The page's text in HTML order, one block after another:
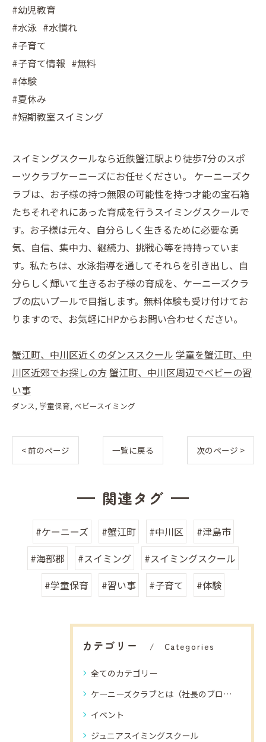
#幼児教育
#水泳 #水慣れ
#子育て
#子育て情報 #無料
#体験
#夏休み
#短期教室スイミング
スイミングスクールなら近鉄蟹江駅より徒歩7分のスポ
ーツクラブケーニーズにお任せください。 ケーニーズク
ラブは、お子様の持つ無限の可能性を持つ才能の宝石箱
たちそれぞれにあった育成を行うスイミングスクールで
す。お子様は元々、自分らしく生きるために必要な勇
気、自信、集中力、継続力、挑戦心等を持持っていま
す。私たちは、水泳指導を通してそれらを引き出し、自
分らしく輝いて生きるお子様の育成を、ケーニーズクラ
ブの広いプールで目指します。無料体験も受け付けてお
りますので、お気軽にHPからお問い合わせください。
蟹江町、中川区近くのダンススクール 学童を蟹江町、中
川区近郊でお探しの方 蟹江町、中川区周辺でベビーの習
い事
ダンス 学童保育 ベビースイミング
< 前のページ 一覧に戻る 次のページ >
関連タグ
#ケーニーズ #蟹江町 #中川区
#津島市
#海部郡
#スイミング
#スイミングスクール
#学童保育
#習い事 #子育て #体験
カテゴリー Categories
全てのカテゴリー
ケーニーズクラブとは（社長のブログ）
イベント
ジュニアスイミングスクール